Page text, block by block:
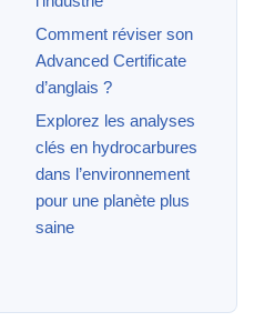
Comment réviser son
Advanced Certificate
d’anglais ?
Explorez les analyses
clés en hydrocarbures
dans l’environnement
pour une planète plus
saine